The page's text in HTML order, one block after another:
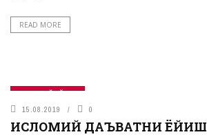
READ MORE
САҚОФИЙ БЎЛИМ
15.08.2019 0
ИСЛОМИЙ ДАЪВАТНИ ЁЙИШ